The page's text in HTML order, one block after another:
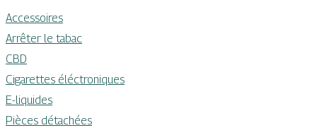
Accessoires
Arrêter le tabac
CBD
Cigarettes éléctroniques
E-liquides
Pièces détachées